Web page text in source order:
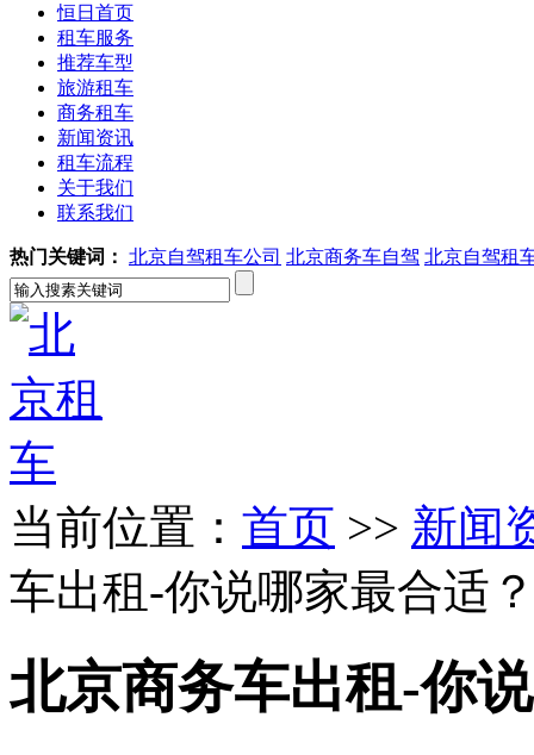
恒日首页
租车服务
推荐车型
旅游租车
商务租车
新闻资讯
租车流程
关于我们
联系我们
热门关键词： 北京自驾租车公司 北京商务车自驾 北京自驾租
当前位置： 首页 >> 新闻
车出租-你说哪家最合适
北京商务车出租-你